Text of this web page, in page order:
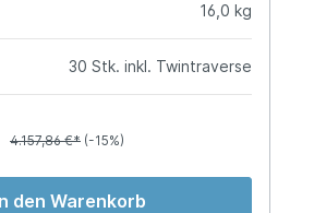
16,0 kg
30 Stk. inkl. Twintraverse
4.157,86 €* (-15%)
den Warenkorb